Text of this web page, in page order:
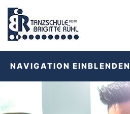
NAVIGATION EINBLENDEN